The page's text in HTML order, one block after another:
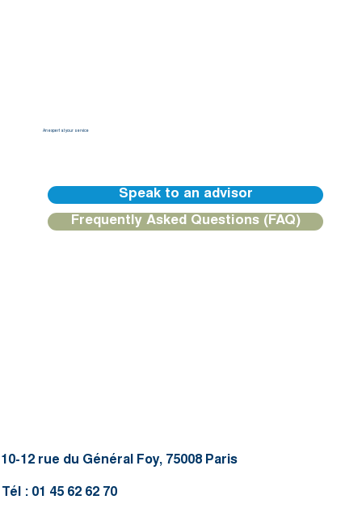
An expert at your service
Speak to an advisor
Frequently Asked Questions (FAQ)
10-12 rue du Général Foy, 75008 Paris
Tél : 01 45 62 62 70